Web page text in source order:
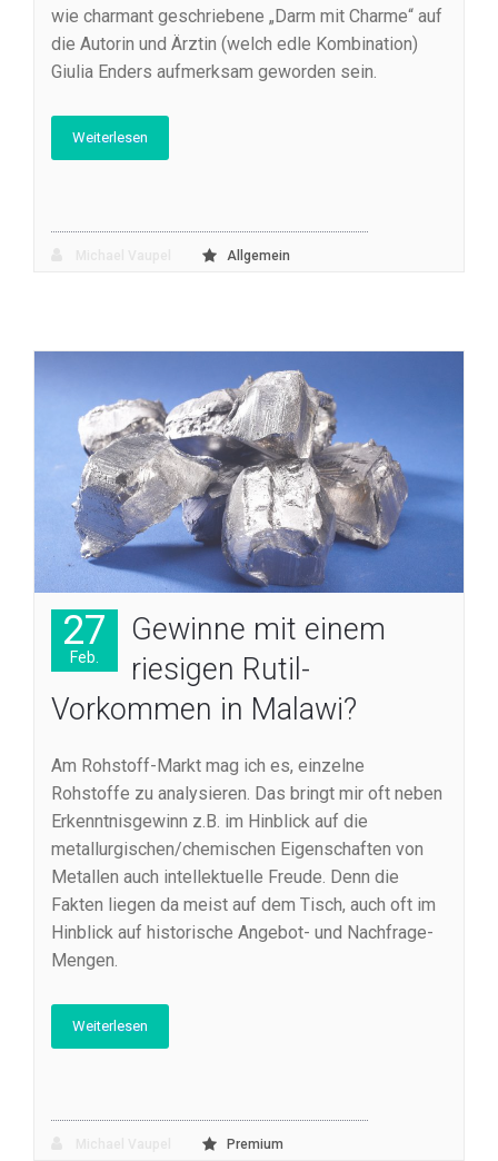
wie charmant geschriebene „Darm mit Charme“ auf
die Autorin und Ärztin (welch edle Kombination)
Giulia Enders aufmerksam geworden sein.
Weiterlesen
Allgemein
27
Feb.
Gewinne mit einem
riesigen Rutil-
Vorkommen in Malawi?
Am Rohstoff-Markt mag ich es, einzelne
Rohstoffe zu analysieren. Das bringt mir oft neben
Erkenntnisgewinn z.B. im Hinblick auf die
metallurgischen/chemischen Eigenschaften von
Metallen auch intellektuelle Freude. Denn die
Fakten liegen da meist auf dem Tisch, auch oft im
Hinblick auf historische Angebot- und Nachfrage-
Mengen.
Weiterlesen
Premium